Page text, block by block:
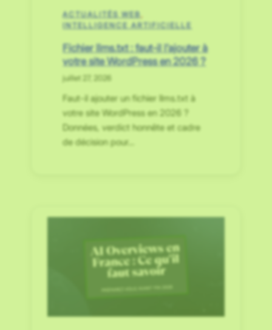
ACTUALITÉS WEB
INTELLIGENCE ARTIFICIELLE
Fichier llms.txt : faut-il l’ajouter à
votre site WordPress en 2026 ?
juillet 27, 2026
Faut-il ajouter un fichier llms.txt à
votre site WordPress en 2026 ?
Données, verdict honnête et cadre
de décision pour…